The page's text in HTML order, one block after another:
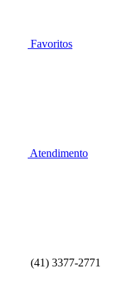
Favoritos
Atendimento
(41) 3377-2771